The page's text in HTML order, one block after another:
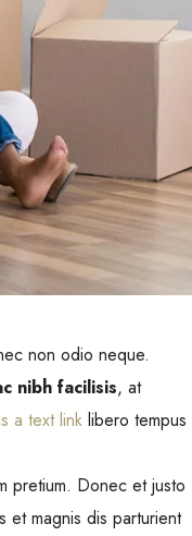
non odio neque.
nibh facilisis, at
a text link libero tempus
pretium. Donec et justo
et magnis dis parturient